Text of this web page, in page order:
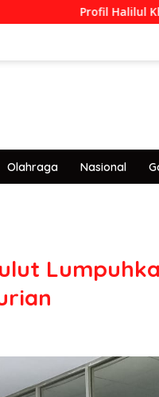
Profil Halilul Khairi,
Olahraga Nasional